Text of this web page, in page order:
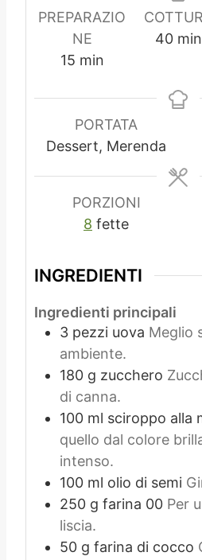
PREPARAZIO
NE
15m
n
u
t
min
40m
u
min
PORTATA
Dessert, Merenda
PORZIONI
8 fette
INGREDIENTI
Ingredienti principali
3 pezzi uova Meglio
ambiente.
180 g zucchero
di canna.
100 ml sciroppo alla
quello dal colore
intenso.
100 ml olio di semi
250 g farina 00 Per
liscia.
50 g farina di cocco